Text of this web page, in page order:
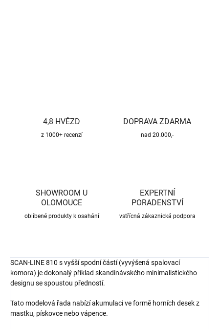
4,8 HVĚZD
z 1000+ recenzí
DOPRAVA ZDARMA
nad 20.000,-
SHOWROOM U
OLOMOUCE
oblíbené produkty k osahání
EXPERTNÍ
PORADENSTVÍ
vstřícná zákaznická podpora
SCAN-LINE 810 s vyšší spodní částí (vyvýšená spalovací
komora) je dokonalý příklad skandinávského minimalistického
designu se spoustou předností.
Tato modelová řada nabízí akumulaci ve formě horních desek z
mastku, pískovce nebo vápence.